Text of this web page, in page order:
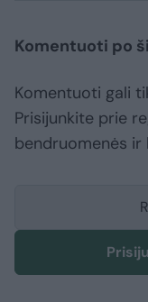
Komentuoti po
Komentuoti gali
Prisijunkite prie
bendruomenės